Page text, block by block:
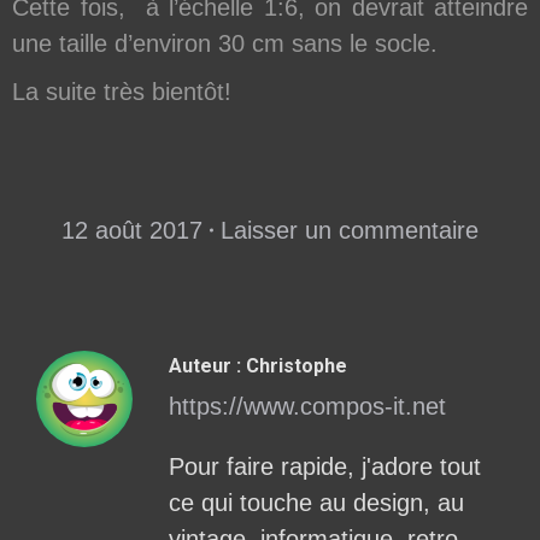
Cette fois, à l’échelle 1:6, on devrait atteindre
une taille d’environ 30 cm sans le socle.
La suite très bientôt!
12 août 2017 Laisser un commentaire
Auteur : Christophe
https://www.compos-it.net
Pour faire rapide, j'adore tout
ce qui touche au design, au